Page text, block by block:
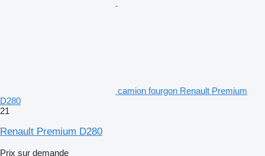
camion fourgon Renault Premium
D280
21
Renault Premium D280
Prix sur demande